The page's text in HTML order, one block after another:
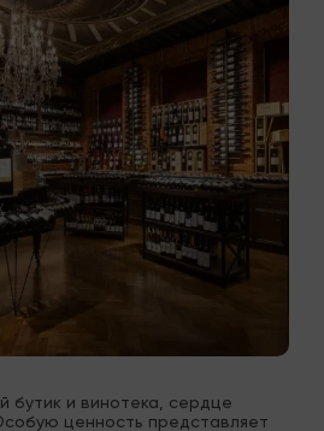
бутик и винотека, сердце
ценность представляет